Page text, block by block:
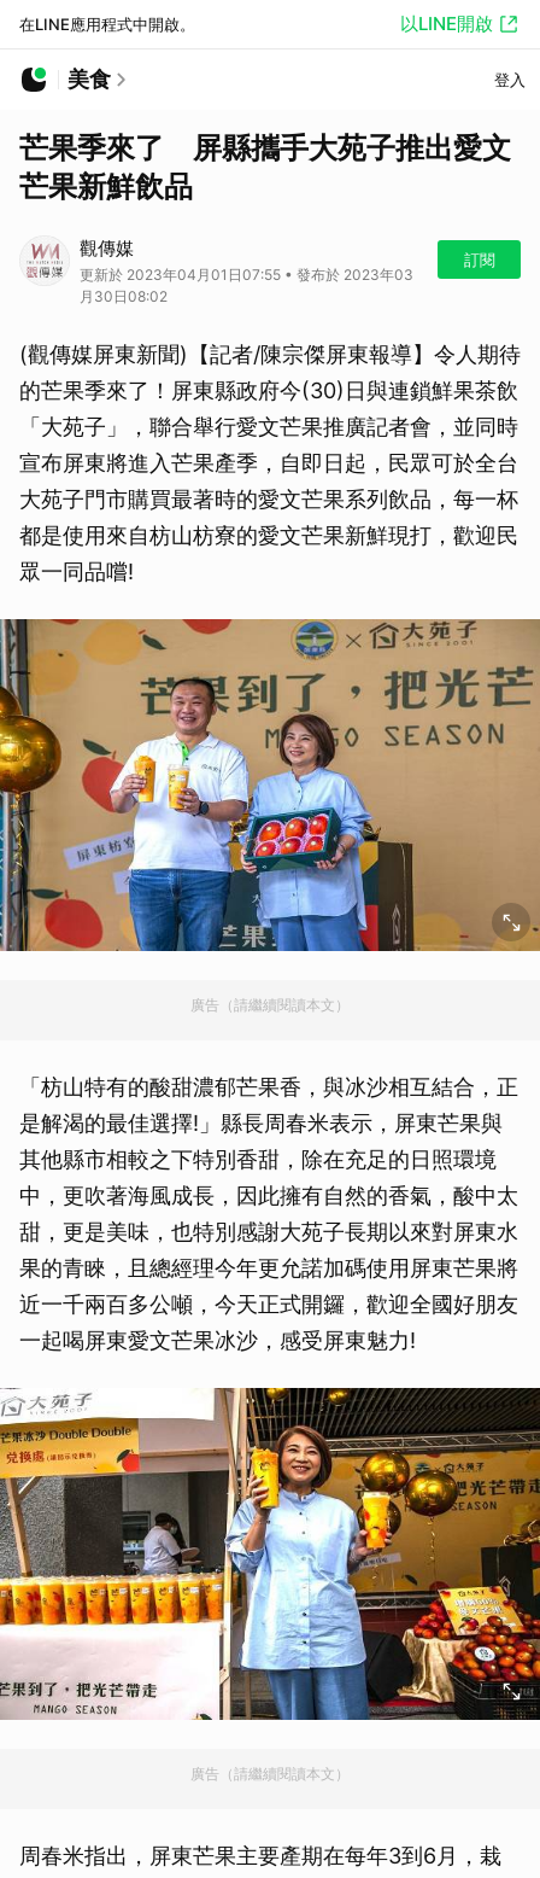
在LINE應用程式中開啟。 以LINE開啟
美食 登入
芒果季來了 屏縣攜手大苑子推出愛文
芒果新鮮飲品
觀傳媒
更新於 2023年04月01日07:55 • 發布於 2023年03
月30日08:02
訂閱
(觀傳媒屏東新聞)【記者/陳宗傑屏東報導】令人期待
的芒果季來了！屏東縣政府今(30)日與連鎖鮮果茶飲
「大苑子」，聯合舉行愛文芒果推廣記者會，並同時
宣布屏東將進入芒果產季，自即日起，民眾可於全台
大苑子門市購買最著時的愛文芒果系列飲品，每一杯
都是使用來自枋山枋寮的愛文芒果新鮮現打，歡迎民
眾一同品嚐!
廣告（請繼續閱讀本文）
「枋山特有的酸甜濃郁芒果香，與冰沙相互結合，正
是解渴的最佳選擇!」縣長周春米表示，屏東芒果與
其他縣市相較之下特別香甜，除在充足的日照環境
中，更吹著海風成長，因此擁有自然的香氣，酸中太
甜，更是美味，也特別感謝大苑子長期以來對屏東水
果的青睞，且總經理今年更允諾加碼使用屏東芒果將
近一千兩百多公噸，今天正式開鑼，歡迎全國好朋友
一起喝屏東愛文芒果冰沙，感受屏東魅力!
廣告（請繼續閱讀本文）
周春米指出，屏東芒果主要產期在每年3到6月，栽